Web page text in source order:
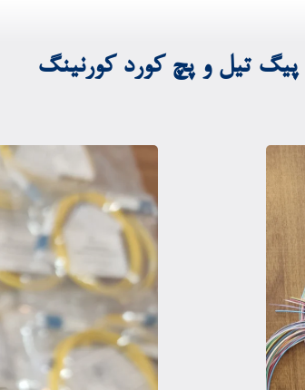
پیگ تیل و پچ کورد کورنینگ